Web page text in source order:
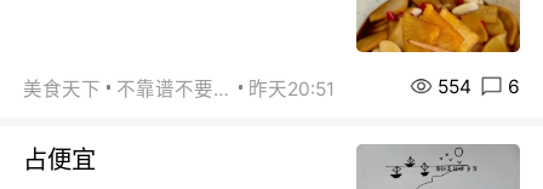
美食天下 不靠谱不要联系 昨天20:51 554 6
占便宜